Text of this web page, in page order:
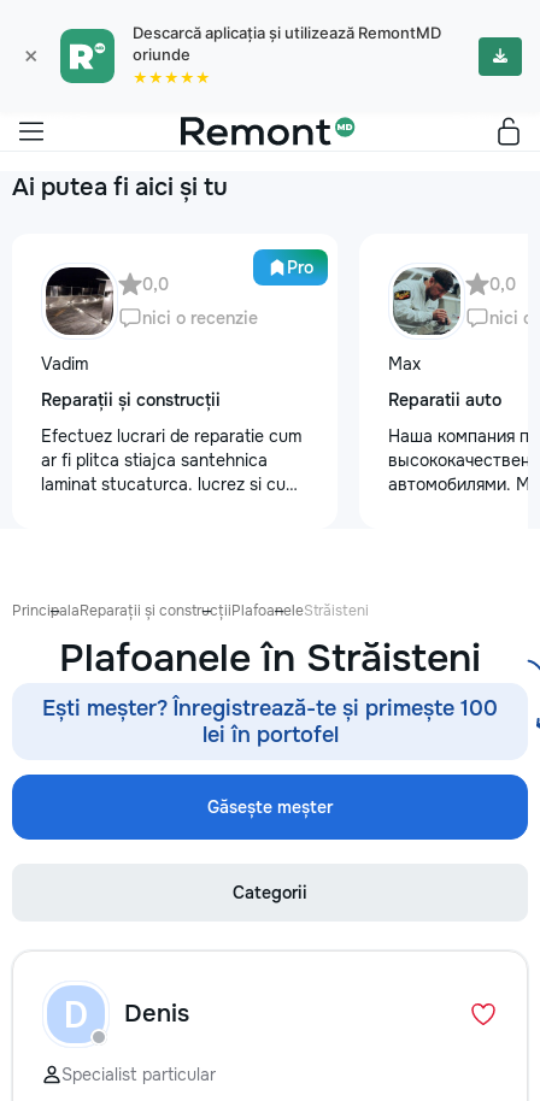
×
Descarcă aplicația și utilizează RemontMD
oriunde
★★★★★
Ai putea fi aici și tu
Pro
0,0
nici o recenzie
Vadim
Reparații și construcții
Efectuez lucrari de reparatie cum
ar fi plitca stiajca santehnica
laminat stucaturca. lucrez si cu
0,0
nici o
Max
Reparatii auto
Наша компания
автомобилями.
оклейку
полировку стекла
улучшения
царапин на
выпрямление
покраски,
составов,
соответствии с
пленка на фары
придерживаемся
PrincipalaReparații și construcțiiPlafoaneleStrăisteni
Plafoanele în Străisteni
Ești meșter? Înregistrează-te și primește 100
lei în portofel
Găsește meșter
Categorii
D Denis
Specialist particular